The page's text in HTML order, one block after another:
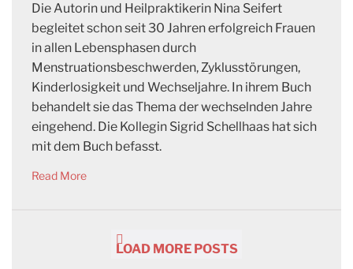
Die Autorin und Heilpraktikerin Nina Seifert
begleitet schon seit 30 Jahren erfolgreich Frauen
in allen Lebensphasen durch
Menstruationsbeschwerden, Zyklusstörungen,
Kinderlosigkeit und Wechseljahre. In ihrem Buch
behandelt sie das Thema der wechselnden Jahre
eingehend. Die Kollegin Sigrid Schellhaas hat sich
mit dem Buch befasst.
Read More
LOAD MORE POSTS